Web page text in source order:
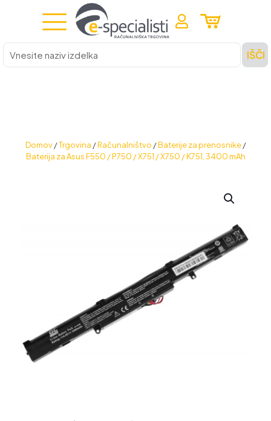
Vnesite
naziv
izdelka
IŠČI
Domov /Trgovina /Računalništvo /Baterije za prenosnike /
Baterija za Asus F550 / P750 / X751 / X750 / K751, 3400 mAh